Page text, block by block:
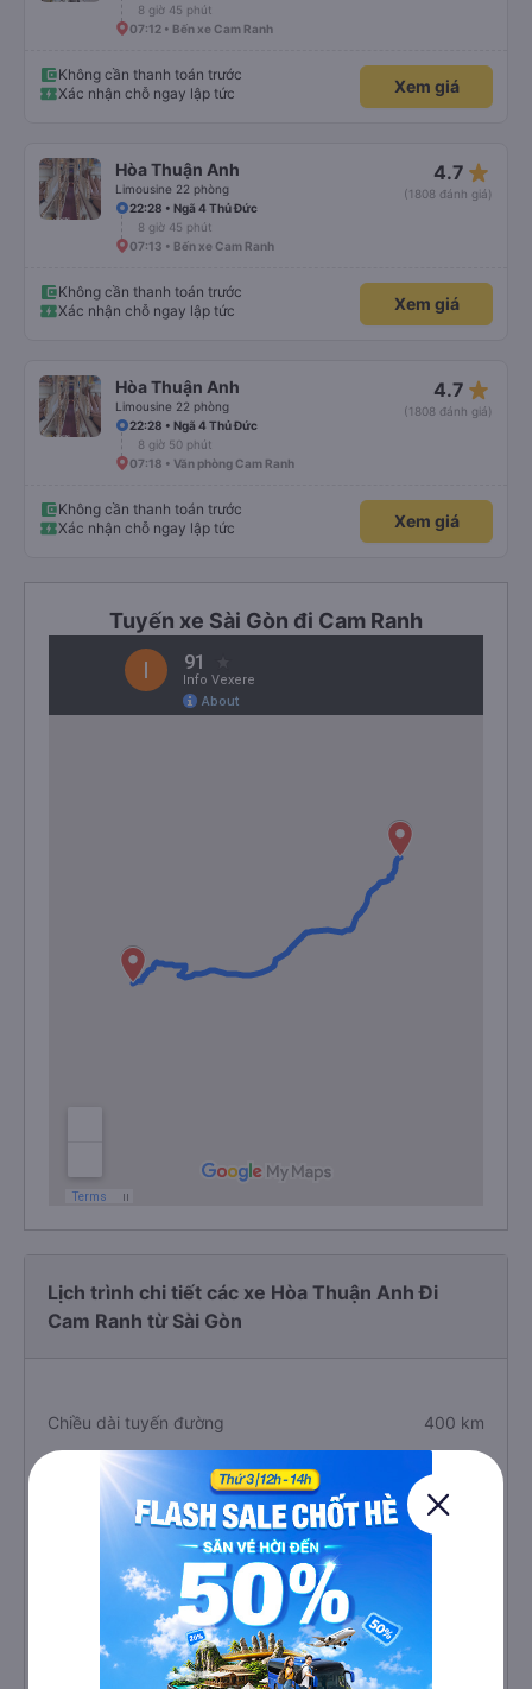
8 giờ 45 phút
07:12 • Bến xe Cam Ranh
Không cần thanh toán trước
Xác nhận chỗ ngay lập tức
Xem giá
Hòa Thuận Anh
Limousine 22 phòng
4.7 star_rate
(1808 đánh giá)
22:28 • Ngã 4 Thủ Đức
8 giờ 45 phút
07:13 • Bến xe Cam Ranh
Không cần thanh toán trước
Xác nhận chỗ ngay lập tức
Xem giá
Hòa Thuận Anh
Limousine 22 phòng
4.7 star_rate
(1808 đánh giá)
22:28 • Ngã 4 Thủ Đức
8 giờ 50 phút
07:18 • Văn phòng Cam Ranh
Không cần thanh toán trước
Xác nhận chỗ ngay lập tức
Xem giá
Tuyến xe Sài Gòn đi Cam Ranh
Lịch trình chi tiết các xe Hòa Thuận Anh Đi
Cam Ranh từ Sài Gòn
Chiều dài tuyến đường 400 km
Thời gian di chuyển 9 giờ
Giá vé xe Hòa Thuận Anh đi Cam Ranh
Số lượng chuyến xe Hòa Thuận Anh đi
12 chuyến